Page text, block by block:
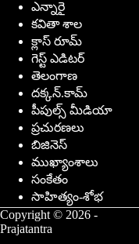
ఎన్నారై
కవితా శాల
క్లాస్ రూమ్
గెస్ట్ ఎడిటర్
తెలంగాణ
దక్కన్.కామ్
పీపుల్స్ ‌మీడియా
ప్రచురణలు
బిజినెస్
ముఖ్యాంశాలు
సంకేతం
సాహిత్యం-శోభ
Copyright © 2026 -
Prajatantra